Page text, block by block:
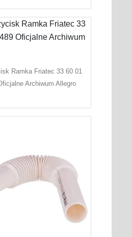
Ramka Friatec 33 60 01
Archiwum Allegro